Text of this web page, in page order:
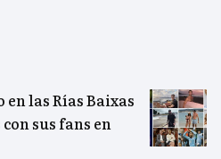
las Rías Baixas
sus fans en